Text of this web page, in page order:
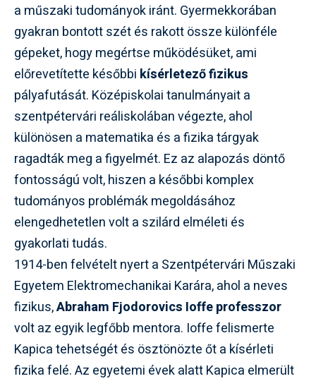
a műszaki tudományok iránt. Gyermekkorában
gyakran bontott szét és rakott össze különféle
gépeket, hogy megértse működésüket, ami
előrevetítette későbbi kísérletező fizikus
pályafutását. Középiskolai tanulmányait a
szentpétervári reáliskolában végezte, ahol
különösen a matematika és a fizika tárgyak
ragadták meg a figyelmét. Ez az alapozás döntő
fontosságú volt, hiszen a későbbi komplex
tudományos problémák megoldásához
elengedhetetlen volt a szilárd elméleti és
gyakorlati tudás.
1914-ben felvételt nyert a Szentpétervári Műszaki
Egyetem Elektromechanikai Karára, ahol a neves
fizikus,Abraham Fjodorovics Ioffe professzor
volt az egyik legfőbb mentora. Ioffe felismerte
Kapica tehetségét és ösztönözte őt a kísérleti
fizika felé. Az egyetemi évek alatt Kapica elmerült